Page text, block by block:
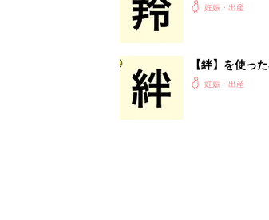
妊娠・出産
【絆】を使っ
妊娠・出産